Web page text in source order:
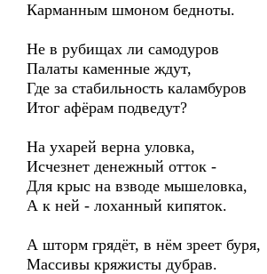
Карманным шмоном бедноты.
Не в рубищах ли самодуров
Палаты каменные ждут,
Где за стабильность каламбуров
Итог афёрам подведут?
На ухарей верна уловка,
Исчезнет денежный отток -
Для крыс на взводе мышеловка,
А к ней - лоханный кипяток.
А шторм грядёт, в нём зреет буря,
Массивы кряжисты дубрав.